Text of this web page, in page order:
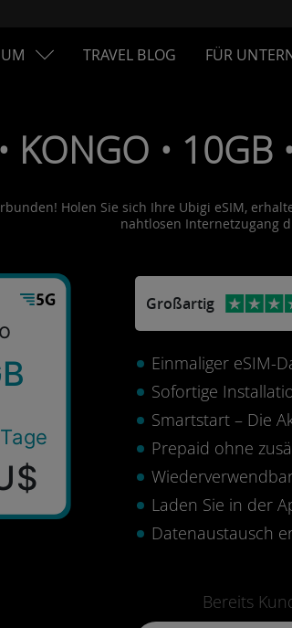
TRAVEL BLOG FÜR
KONGO • 10GB
Holen Sie sich Ihre Ubigi eSIM,
nahtlosen Internetzugang
Großartig
Einmaliger eSIM-
Sofortige
Smartstart – Die
Prepaid ohne
Laden Sie in der
Datenaustausch
Bereits